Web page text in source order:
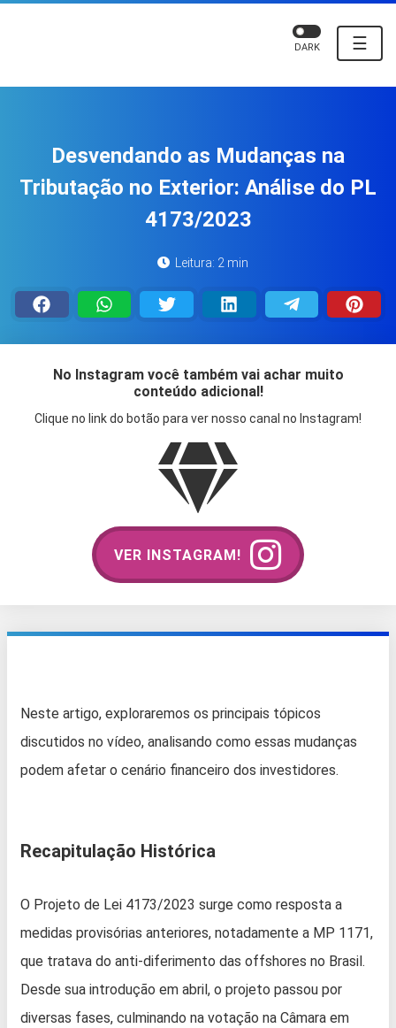
☰
DARK
Desvendando as Mudanças na
Tributação no Exterior: Análise do PL
4173/2023
Leitura: 2 min
No Instagram você também vai achar muito
conteúdo adicional!
Clique no link do botão para ver nosso canal no Instagram!
VER INSTAGRAM!
Neste artigo, exploraremos os principais tópicos
discutidos no vídeo, analisando como essas mudanças
podem afetar o cenário financeiro dos investidores.
Recapitulação Histórica
O Projeto de Lei 4173/2023 surge como resposta a
medidas provisórias anteriores, notadamente a MP 1171,
que tratava do anti-diferimento das offshores no Brasil.
Desde sua introdução em abril, o projeto passou por
diversas fases, culminando na votação na Câmara em